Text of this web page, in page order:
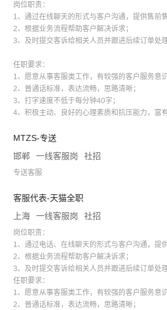
岗位职责：
1、通过在线聊天的形式与客户沟通，提供售前
2、根据业务流程帮助客户解决诉求；
3、及时提交客诉给相关人员并跟进后续订单处理
任职要求：
1、愿意从事客服类工作，有较强的客户服务意识
2、普通话标准，表达流畅，思路清晰；
3、打字速度不低于每分钟40字；
4、积极主动、良好的心理素质和抗压能力，富
MTZS-专送
邯郸
一线客服岗 社招
专送客服
客服代表-天猫全职
上海
一线客服岗 社招
岗位职责：
1、通过电话、在线聊天的形式与客户沟通，提
2、根据业务流程帮助客户解决诉求；
3、及时提交客诉给相关人员并跟进后续订单处理
任职要求：
1、愿意从事客服类工作，有较强的客户服务意识
2、普通话标准，表达流畅，思路清晰；